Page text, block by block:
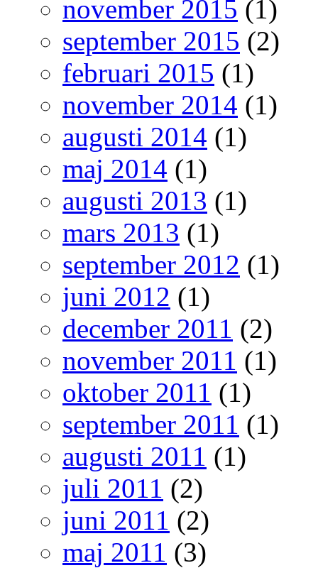
november 2015 (1)
september 2015 (2)
februari 2015 (1)
november 2014 (1)
augusti 2014 (1)
maj 2014 (1)
augusti 2013 (1)
mars 2013 (1)
september 2012 (1)
juni 2012 (1)
december 2011 (2)
november 2011 (1)
oktober 2011 (1)
september 2011 (1)
augusti 2011 (1)
juli 2011 (2)
juni 2011 (2)
maj 2011 (3)